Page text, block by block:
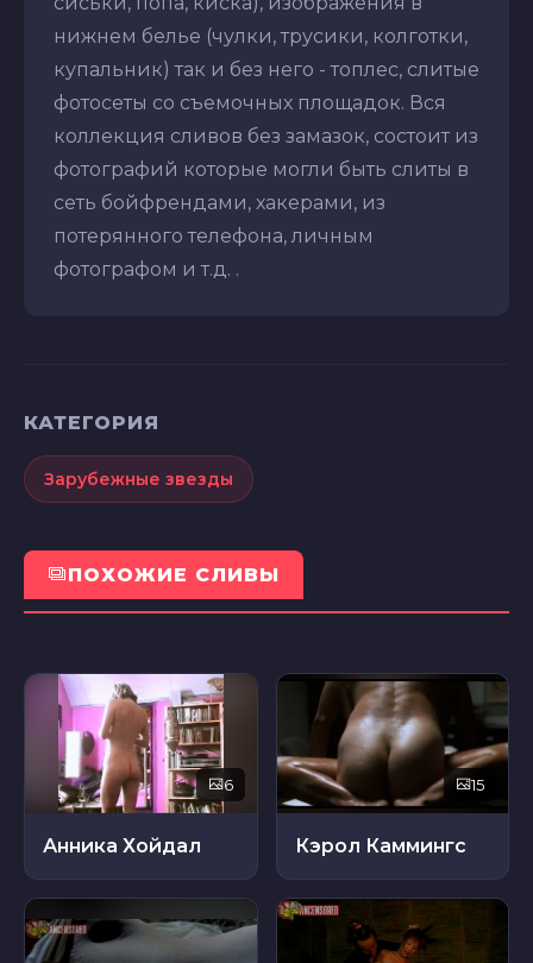
нижнем белье (чулки, трусики, колготки,
купальник) так и без него - топлес, слитые
фотосеты со съемочных площадок. Вся
коллекция сливов без замазок, состоит из
фотографий которые могли быть слиты в
сеть бойфрендами, хакерами, из
потерянного телефона, личным
фотографом и т.д. .
КАТЕГОРИЯ
Зарубежные звезды
ПОХОЖИЕ СЛИВЫ
6
Анника Хойдал
15
Кэрол Каммингс